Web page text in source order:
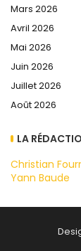
Mars 2026
Avril 2026
Mai 2026
Juin 2026
Juillet 2026
Août 2026
LA
Christian
Yann Baude